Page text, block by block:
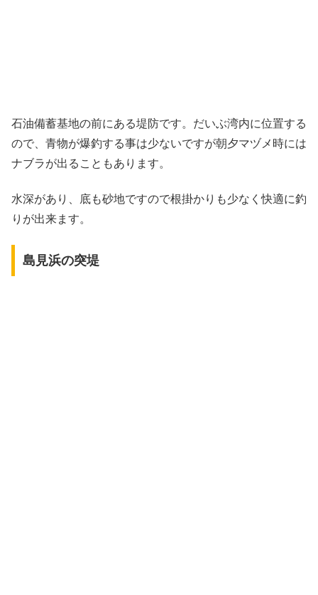
石油備蓄基地の前にある堤防です。だいぶ湾内に位置する
ので、青物が爆釣する事は少ないですが朝夕マヅメ時には
ナブラが出ることもあります。
水深があり、底も砂地ですので根掛かりも少なく快適に釣
りが出来ます。
島見浜の突堤